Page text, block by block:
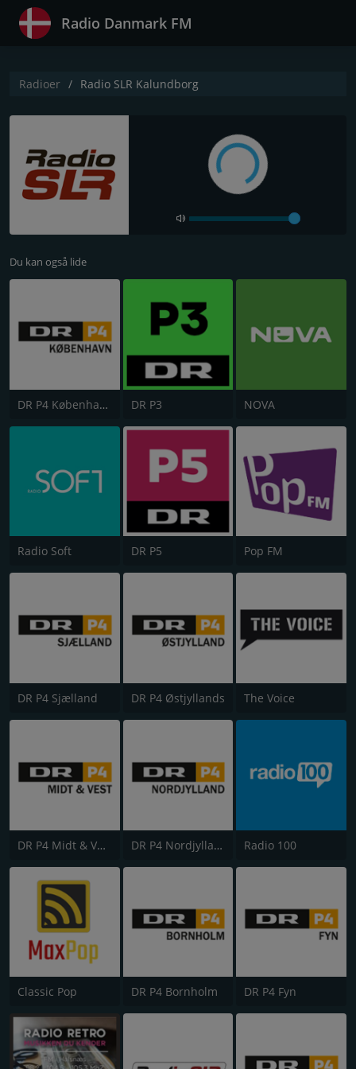
Radio Danmark FM
Radioer Radio SLR Kalundborg
Du kan også lide
DR P4 København DR P3 NOVA
Radio Soft DR P5 Pop FM
DR P4 Sjælland DR P4 Østjyllands The Voice
DR P4 Midt & Vest DR P4 Nordjylland Radio 100
Classic Pop DR P4 Bornholm DR P4 Fyn